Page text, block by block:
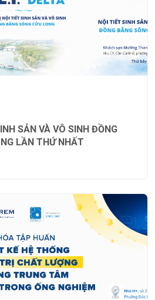
SẢN VÀ VÔ SINH ĐỒNG
LẦN THỨ NHẤT